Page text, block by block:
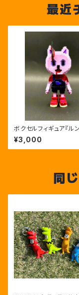
最近
ボクセルフィギュア『ル
ゾンビ』
¥3,000
同